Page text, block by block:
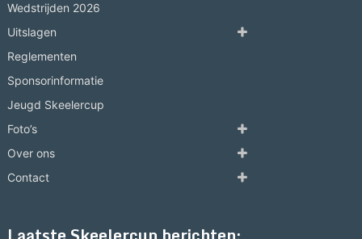
Wedstrijden 2026
Uitslagen
Reglementen
Sponsorinformatie
Jeugd Skeelercup
Foto’s
Over ons
Contact